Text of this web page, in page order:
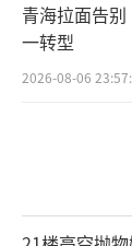
青海拉面告
一转型
2026-08-06